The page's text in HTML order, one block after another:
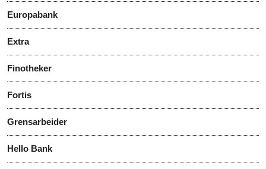
Europabank
Extra
Finotheker
Fortis
Grensarbeider
Hello Bank